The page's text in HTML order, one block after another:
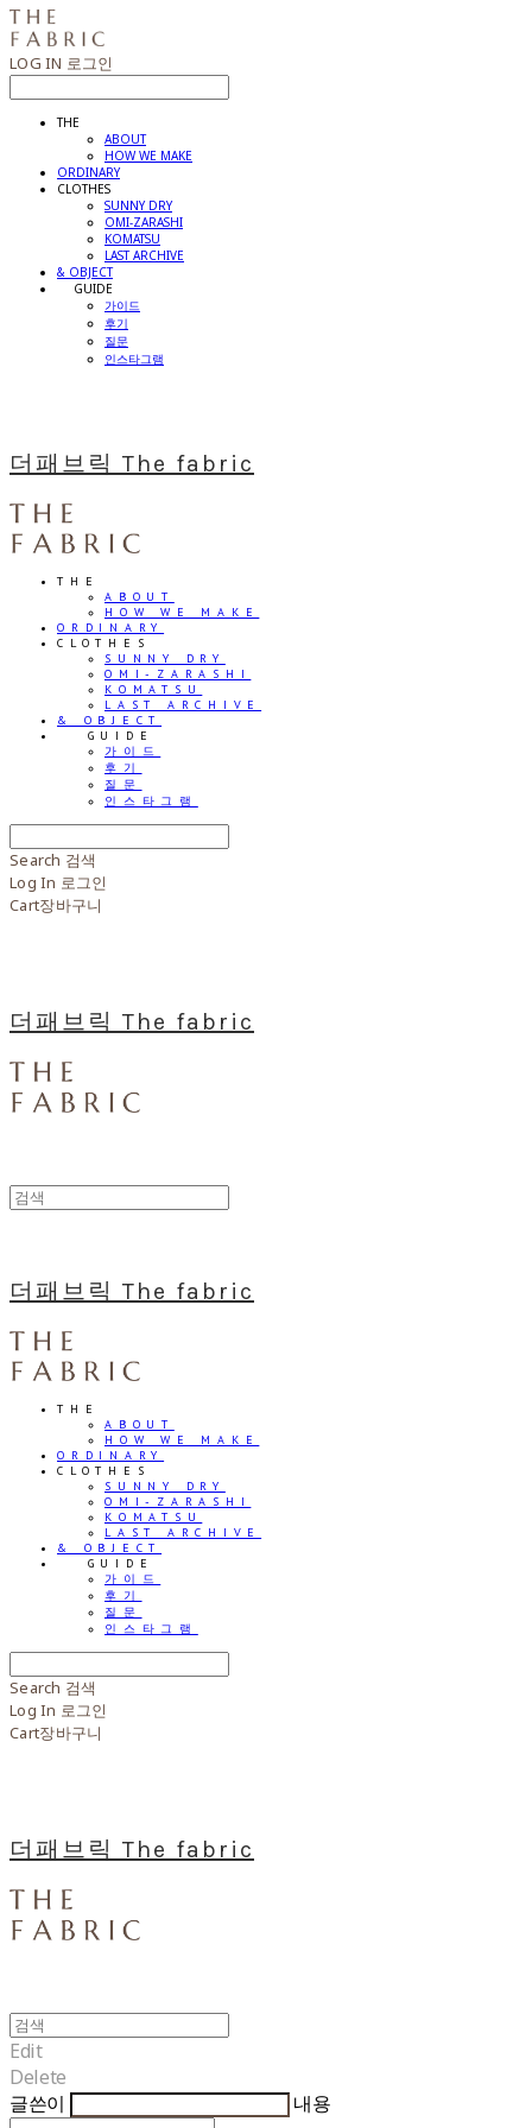
LOG IN 로그인
THE
ABOUT
HOW WE MAKE
ORDINARY
CLOTHES
SUNNY DRY
OMI-ZARASHI
KOMATSU
LAST ARCHIVE
& OBJECT
⠀⠀GUIDE
가이드
후기
질문
인스타그램
더패브릭 The fabric
THE
ABOUT
HOW WE MAKE
ORDINARY
CLOTHES
SUNNY DRY
OMI-ZARASHI
KOMATSU
LAST ARCHIVE
& OBJECT
⠀⠀GUIDE
가이드
후기
질문
인스타그램
Search 검색
Log In 로그인
Cart장바구니
더패브릭 The fabric
더패브릭 The fabric
THE
ABOUT
HOW WE MAKE
ORDINARY
CLOTHES
SUNNY DRY
OMI-ZARASHI
KOMATSU
LAST ARCHIVE
& OBJECT
⠀⠀GUIDE
가이드
후기
질문
인스타그램
Search 검색
Log In 로그인
Cart장바구니
더패브릭 The fabric
Edit
Delete
글쓴이
내용